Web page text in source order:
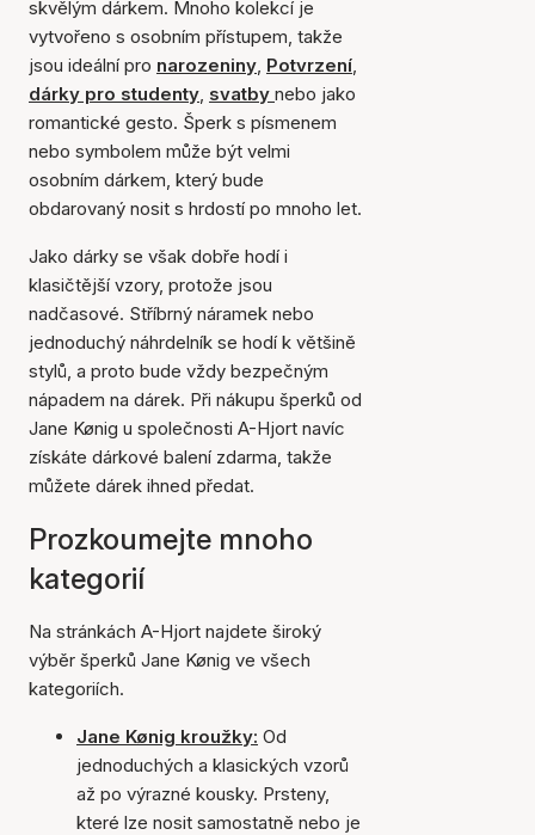
skvělým dárkem. Mnoho kolekcí je
vytvořeno s osobním přístupem, takže
jsou ideální pro narozeniny, Potvrzení,
dárky pro studenty, svatby nebo jako
romantické gesto. Šperk s písmenem
nebo symbolem může být velmi
osobním dárkem, který bude
obdarovaný nosit s hrdostí po mnoho let.
Jako dárky se však dobře hodí i
klasičtější vzory, protože jsou
nadčasové. Stříbrný náramek nebo
jednoduchý náhrdelník se hodí k většině
stylů, a proto bude vždy bezpečným
nápadem na dárek. Při nákupu šperků od
Jane Kønig u společnosti A-Hjort navíc
získáte dárkové balení zdarma, takže
můžete dárek ihned předat.
Prozkoumejte mnoho
kategorií
Na stránkách A-Hjort najdete široký
výběr šperků Jane Kønig ve všech
kategoriích.
Jane Kønig kroužky: Od
jednoduchých a klasických vzorů
až po výrazné kousky. Prsteny,
které lze nosit samostatně nebo je